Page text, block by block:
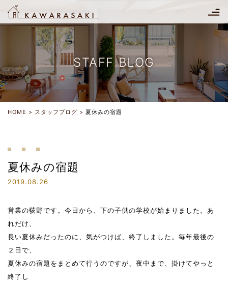
STAFF BLOG
HOME スタッフブログ 夏休みの宿題
夏休みの宿題
2019.08.26
営業の荻野です。今日から、下の子供の学校が始まりました。あ
れだけ、
長い夏休みだったのに、気がつけば、終了しました。毎年最後の
２日で、
夏休みの宿題をまとめて行うのですが、夜中まで、掛けてやっと
終了し